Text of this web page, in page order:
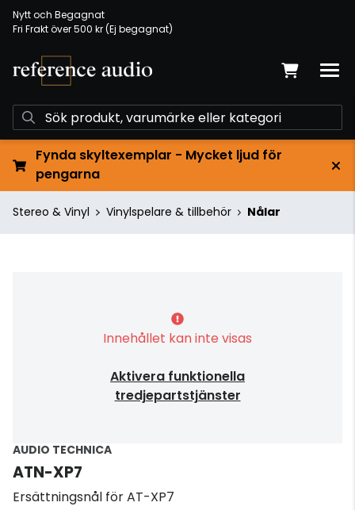
Nytt och Begagnat
Fri Frakt över 500 kr (Ej begagnat)
Fynda skyltexemplar - Mycket ljud för
pengarna
Stereo & Vinyl Vinylspelare & tillbehör Nålar
Innehållet kan inte visas
Aktivera funktionella
tredjepartstjänster
AUDIO TECHNICA
ATN-XP7
Ersättningsnål för AT-XP7